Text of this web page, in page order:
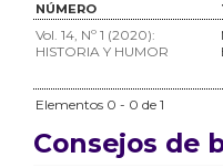
NÚMERO
Vol. 14, Nº 1 (2020):
HISTORIA Y HUMOR
Elementos 0 - 0 de 1
Consejos de